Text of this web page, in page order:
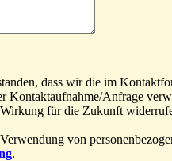
dass wir die im
Kontaktaufnahme/Anfrage
für die Zukunft
von
.